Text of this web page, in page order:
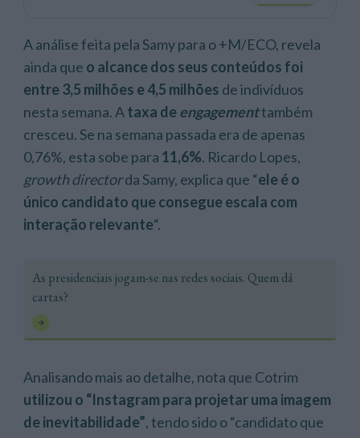
A análise feita pela Samy para o +M/ECO, revela
ainda que o alcance dos seus conteúdos foi
entre 3,5 milhões e 4,5 milhões de indivíduos
nesta semana. Ataxa deengagementtambém
cresceu. Se na semana passada era de apenas
0,76%, esta sobe para 11,6%. Ricardo Lopes,
growth directorda Samy, explica que “ele é o
único candidato que consegue escala com
interação relevante“.
As presidenciais jogam-se nas redes sociais. Quem dá
cartas?
Analisando mais ao detalhe, nota que Cotrim
utilizou o “Instagram para projetar uma imagem
de inevitabilidade”, tendo sido o “candidato que